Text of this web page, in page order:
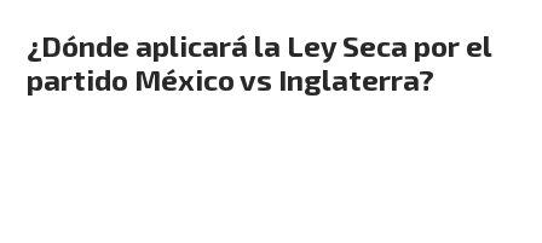
¿Dónde aplicará la Ley Seca por el
partido México vs Inglaterra?